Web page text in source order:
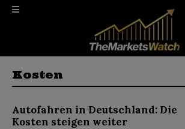
Kosten
Autofahren in Deutschland: Die
Kosten steigen weiter